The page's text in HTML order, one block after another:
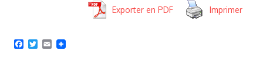
Exporter en PDF Imprimer
Facebook
Twitter
Email